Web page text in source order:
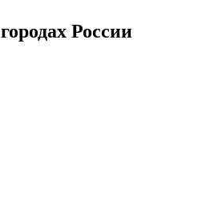
России